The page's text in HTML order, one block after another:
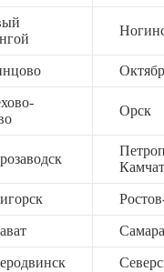
Орск
Самара